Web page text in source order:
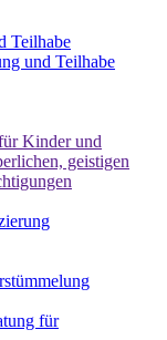
Teilhabe
und Teilhabe
Kinder und
geistigen
für